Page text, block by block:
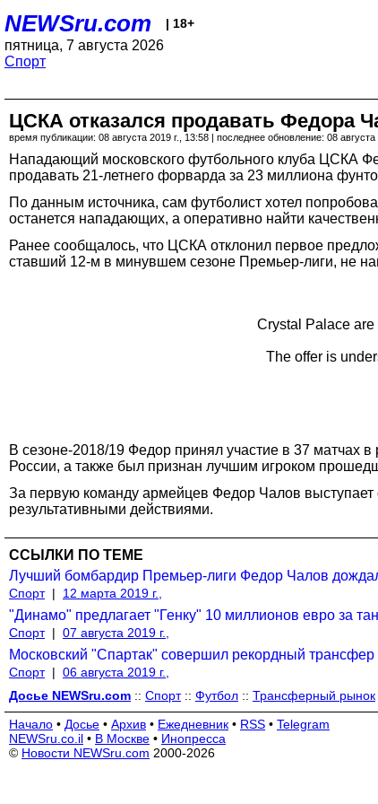
NEWSru.com | 18+
пятница, 7 августа 2026
Спорт
ЦСКА отказался продавать Федора
время публикации: 08 августа 2019 г., 13:58 | последнее обновление: 08 августа
Нападающий московского футбольного клуба ЦСКА
продавать 21-летнего форварда за 23 миллиона
По данным источника, сам футболист хотел
останется нападающих, а оперативно найти
Ранее сообщалось, что ЦСКА отклонил первое
ставший 12-м в минувшем сезоне Премьер-лиги, не
Crystal Palace
The offer is
В сезоне-2018/19 Федор принял участие в 37 матчах
России, а также был признан лучшим игроком
За первую команду армейцев Федор Чалов выступает
результативными действиями.
ССЫЛКИ ПО ТЕМЕ
Лучший бомбардир Премьер-лиги Федор Чалов
Спорт | 12 марта 2019 г.,
"Динамо" предлагает "Генку" 10 миллионов евро за
Спорт | 07 августа 2019 г.,
Московский "Спартак" совершил рекордный трансфер
Спорт | 06 августа 2019 г.,
Досье NEWSru.com :: Спорт:: Футбол :: Трансферный рынок
Начало • Досье • Архив • Ежедневник • RSS • Telegram
NEWSru.co.il • В Москве • Инопресса
© Новости NEWSru.com 2000-2026